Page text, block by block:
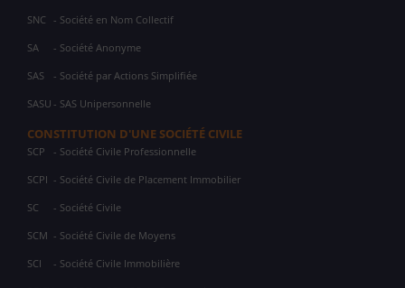
SNC - Société en Nom Collectif
SA - Société Anonyme
SAS - Société par Actions Simplifiée
SASU - SAS Unipersonnelle
CONSTITUTION D'UNE SOCIÉTÉ CIVILE
SCP - Société Civile Professionnelle
SCPI - Société Civile de Placement Immobilier
SC - Société Civile
SCM - Société Civile de Moyens
SCI - Société Civile Immobilière